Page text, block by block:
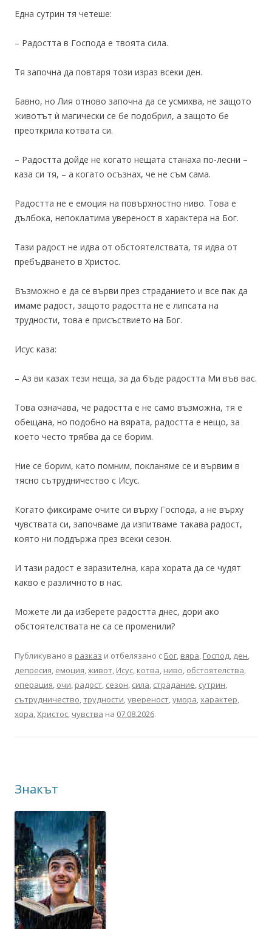
Една сутрин тя четеше:
– Радостта в Господа е твоята сила.
Тя започна да повтаря този израз всеки ден.
Бавно, но Лия отново започна да се усмихва, не защото
животът ѝ магически се бе подобрил, а защото бе
преоткрила котвата си.
– Радостта дойде не когато нещата станаха по-лесни –
каза си тя, – а когато осъзнах, че не съм сама.
Радостта не е емоция на повърхностно ниво. Това е
дълбока, непоклатима увереност в характера на Бог.
Тази радост не идва от обстоятелствата, тя идва от
пребъдването в Христос.
Възможно е да се върви през страданието и все пак да
имаме радост, защото радостта не е липсата на
трудности, това е присъствието на Бог.
Исус каза:
– Аз ви казах тези неща, за да бъде радостта Ми във вас.
Това означава, че радостта е не само възможна, тя е
обещана, но подобно на вярата, радостта е нещо, за
което често трябва да се борим.
Ние се борим, като помним, покланяме се и вървим в
тясно сътрудничество с Исус.
Когато фиксираме очите си върху Господа, а не върху
чувствата си, започваме да изпитваме такава радост,
която ни поддържа през всеки сезон.
И тази радост е заразителна, кара хората да се чудят
какво е различното в нас.
Можете ли да изберете радостта днес, дори ако
обстоятелствата не са се променили?
Публикувано в разказ и отбелязано с Бог, вяра, Господ, ден,
депресия, емоция,живот, Исус, котва, ниво, обстоятелства,
операция, очи, радост, сезон, сила, страдание, сутрин,
сътрудничество,трудности,увереност,умора,характер,
хора,Христос, чувства на 07.08.2026.
Знакът